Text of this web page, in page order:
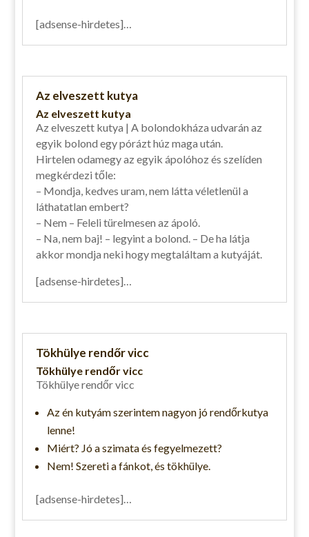
[adsense-hirdetes]…
Az elveszett kutya
Az elveszett kutya
Az elveszett kutya | A bolondokháza udvarán az
egyik bolond egy pórázt húz maga után.
Hirtelen odamegy az egyik ápolóhoz és szelíden
megkérdezi tőle:
– Mondja, kedves uram, nem látta véletlenül a
láthatatlan embert?
– Nem – Feleli türelmesen az ápoló.
– Na, nem baj! – legyint a bolond. – De ha látja
akkor mondja neki hogy megtaláltam a kutyáját.
[adsense-hirdetes]…
Tökhülye rendőr vicc
Tökhülye rendőr vicc
Tökhülye rendőr vicc
Az én kutyám szerintem nagyon jó rendőrkutya
lenne!
Miért? Jó a szimata és fegyelmezett?
Nem! Szereti a fánkot, és tökhülye.
[adsense-hirdetes]…